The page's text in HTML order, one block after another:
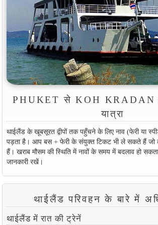
PHUKET से KOH KRADAN
यात्रा
थाईलैंड के खूबसूरत द्वीपों तक पहुँचने के लिए नाव (फेरी या
पड़ता है। आप बस + फेरी के संयुक्त टिकट भी ले सकते हैं जो
हैं। खराब मौसम की स्थिति में नावों के समय में बदलाव हो
जानकारी रखें।
थाईलैंड परिवहन के बारे में
थाईलैंड में रात की ट्रेनें